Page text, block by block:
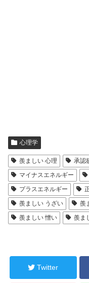
心理学
羨ましい 心理 承認
マイナスエネルギー
プラスエネルギー
羨ましい うざい
羨
羨ましい 憎い
羨ま
Twitter